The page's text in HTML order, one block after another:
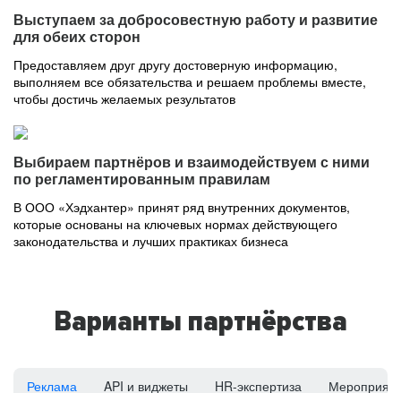
Выступаем за добросовестную работу и развитие
для обеих сторон
Предоставляем друг другу достоверную информацию,
выполняем все обязательства и решаем проблемы вместе,
чтобы достичь желаемых результатов
Выбираем партнёров и взаимодействуем с ними
по регламентированным правилам
В ООО «Хэдхантер» принят ряд внутренних документов,
которые основаны на ключевых нормах действующего
законодательства и лучших практиках бизнеса
Варианты партнёрства
Реклама API и виджеты HR-экспертиза